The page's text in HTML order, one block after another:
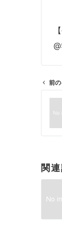
シ
ン
前
関